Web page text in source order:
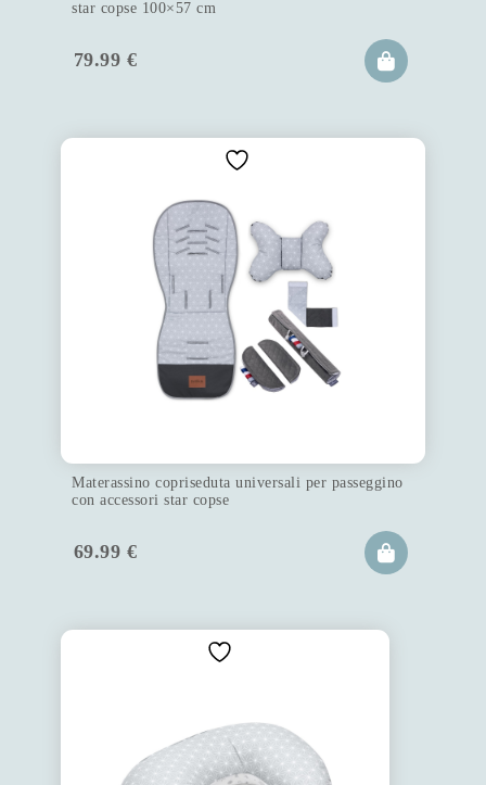
star copse 100×57 cm
79.99 €
Materassino copriseduta universali per passeggino
con accessori star copse
69.99 €